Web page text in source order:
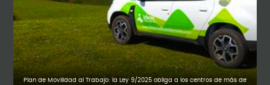
Plan de Movilidad al Trabajo: la Ley 9/2025 obliga a los centros de más de